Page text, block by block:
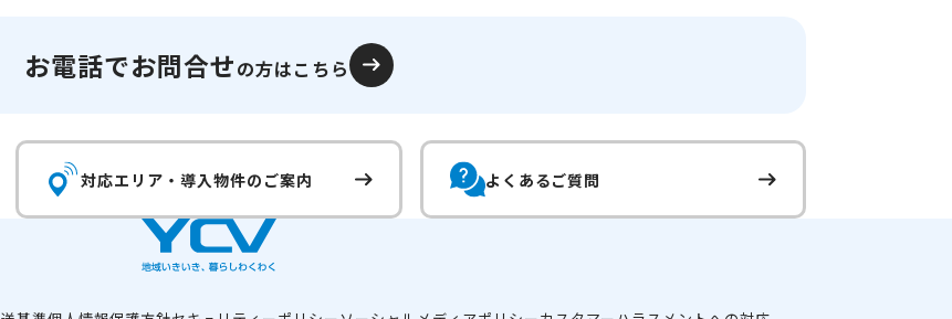
お電話でお問合せの方はこちら
対応エリア・導入物件のご案内 よくあるご質問